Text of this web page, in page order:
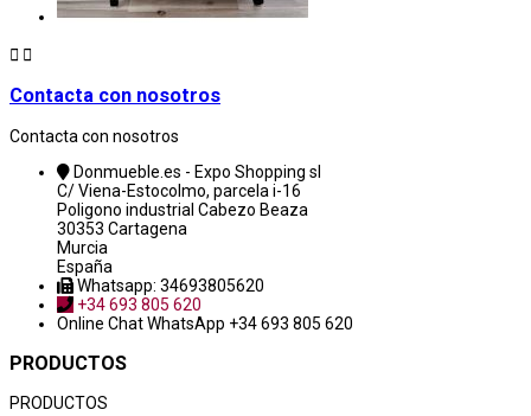
 
Contacta con nosotros
Contacta con nosotros
Donmueble.es - Expo Shopping sl
C/ Viena-Estocolmo, parcela i-16
Poligono industrial Cabezo Beaza
30353 Cartagena
Murcia
España
Whatsapp: 34693805620
+34 693 805 620
Online ChatWhatsApp +34 693 805 620
PRODUCTOS
PRODUCTOS